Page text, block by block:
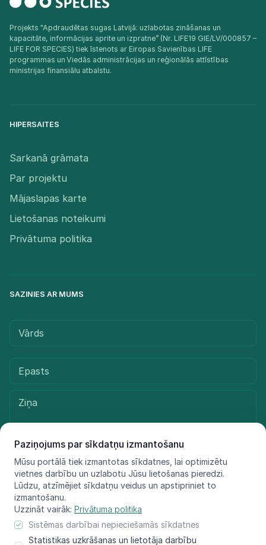
Paziņojums par sīkdatņu izmantošanu
Mūsu portālā tiek izmantotas sīkdatnes, lai optimizētu
vietnes darbību un uzlabotu Jūsu lietošanas pieredzi.
Lūdzu, atzīmējiet sīkdatņu veidus un apstipriniet to
izmantošanu.
Uzzināt vairāk: Privātuma politika
Sistēmas darbībai nepieciešamās sīkdatnes
Statistikas uzkrāšanas un lietotāja darbību
Projekts "Apdraudētas sugas Latvijā: uzlabotas zināšanas un
kapacitāte, informācijas aprite un izpratne” (Nr. LIFE19 GIE/LV/000857 –
LIFE FOR SPECIES) tiek īstenots ar Eiropas Savienības LIFE
programmas un Viedās administrācijas un reģionālās attīstības
ministrijas finansiālu atbalstu.​
HIPERSAITES
Sarkanā grāmata
Par projektu
Mājaslapas karte
Lietošanas noteikumi
Privātuma politika
SAZINIES AR MUMS
Sūtīt ziņu
© LIFE FOR SPECIES, 2021 - 2025
Informācija atspoguļo tikai projekta LIFE FOR SPECIES īstenotāju